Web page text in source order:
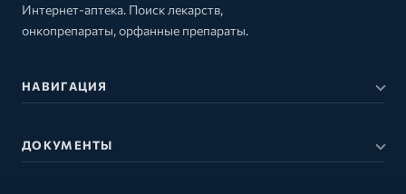
Интернет-аптека. Поиск лекарств,
онкопрепараты, орфанные препараты.
НАВИГАЦИЯ
ДОКУМЕНТЫ